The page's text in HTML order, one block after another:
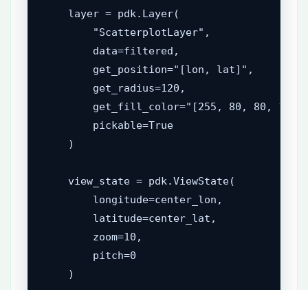
    layer = pdk.Layer(
        "ScatterplotLayer",
        data=filtered,
        get_position="[lon, lat]",
        get_radius=120,
get_fill_color="[255, 80, 80,
        pickable=True
    )
    view_state = pdk.ViewState(
        longitude=center_lon,
        latitude=center_lat,
        zoom=10,
        pitch=0
    )